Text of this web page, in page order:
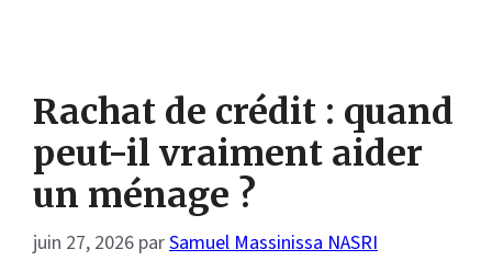
Rachat de crédit : quand
peut-il vraiment aider
un ménage ?
juin 27, 2026 parSamuel Massinissa NASRI